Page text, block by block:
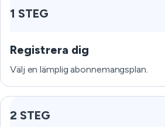
1 STEG
Registrera dig
Välj en lämplig abonnemangsplan.
2 STEG